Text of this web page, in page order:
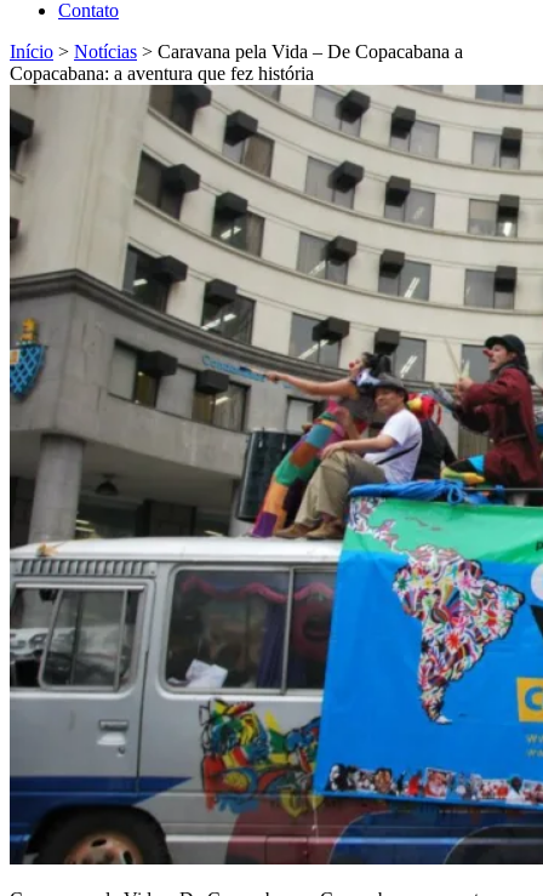
Contato
Início > Notícias > Caravana pela Vida – De Copacabana a
Copacabana: a aventura que fez história